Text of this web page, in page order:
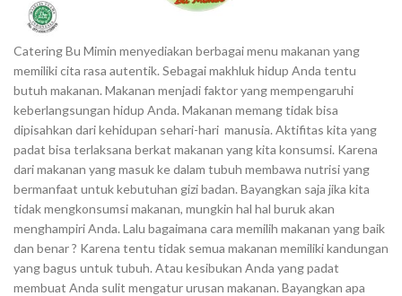
Catering Bu Mimin menyediakan berbagai menu makanan yang
memiliki cita rasa autentik. Sebagai makhluk hidup Anda tentu
butuh makanan. Makanan menjadi faktor yang mempengaruhi
keberlangsungan hidup Anda. Makanan memang tidak bisa
dipisahkan dari kehidupan sehari-hari manusia. Aktifitas kita yang
padat bisa terlaksana berkat makanan yang kita konsumsi. Karena
dari makanan yang masuk ke dalam tubuh membawa nutrisi yang
bermanfaat untuk kebutuhan gizi badan. Bayangkan saja jika kita
tidak mengkonsumsi makanan, mungkin hal hal buruk akan
menghampiri Anda. Lalu bagaimana cara memilih makanan yang baik
dan benar ? Karena tentu tidak semua makanan memiliki kandungan
yang bagus untuk tubuh. Atau kesibukan Anda yang padat
membuat Anda sulit mengatur urusan makanan. Bayangkan apa